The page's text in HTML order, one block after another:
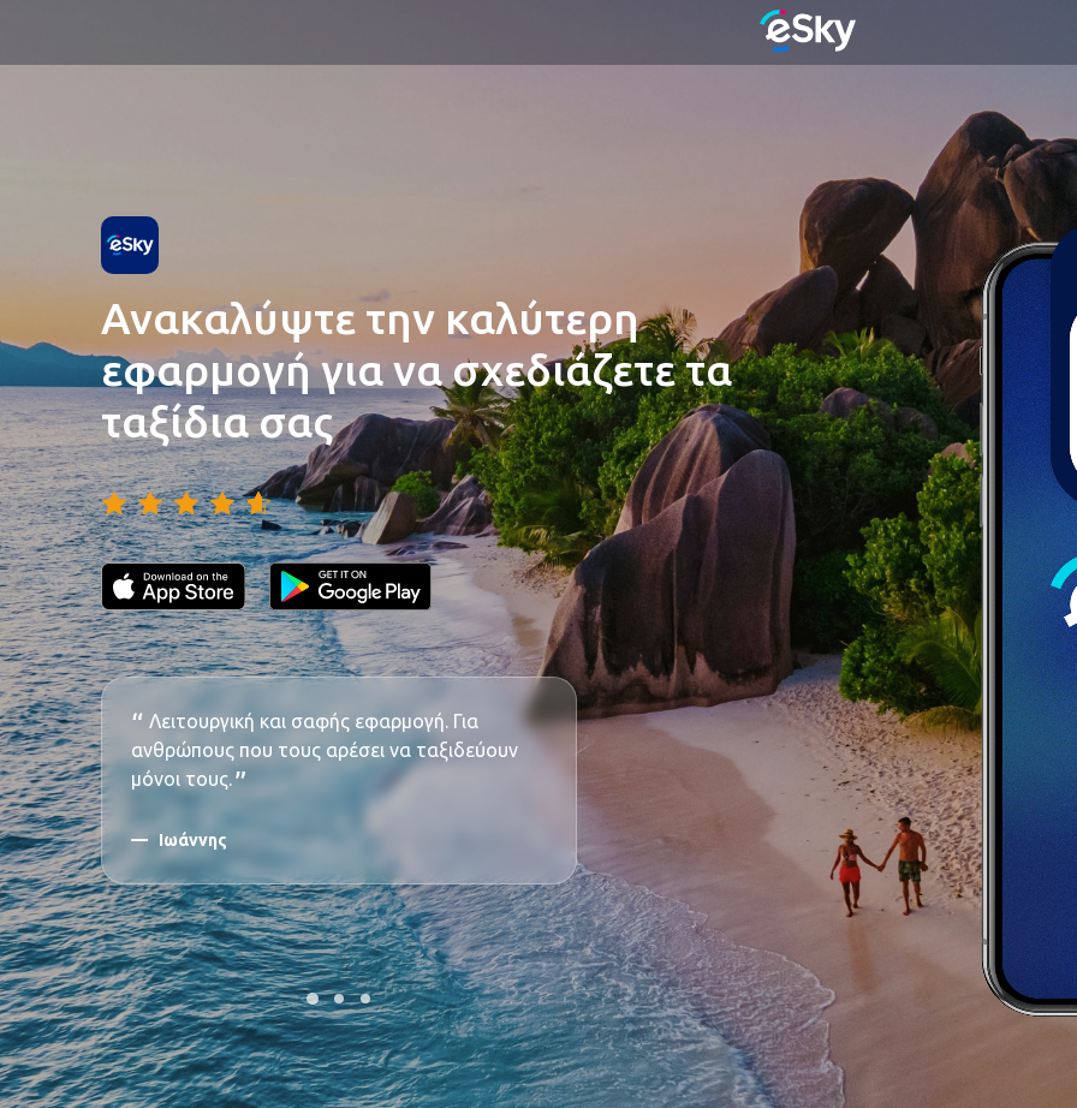
Ανακαλύψτε την καλύτερη
εφαρμογή για να σχεδιάζετε τα
ταξίδια σας
σου
Λειτουργική και σαφής εφαρμογή. Για
ανθρώπους που τους αρέσει να ταξιδεύουν
μόνοι τους.
Ιωάννης
"Πολύ βολική εφαρμογή. Θαυμάσια για να
ψάξεις για προσφορές για κοντινά ή μακρινά
Ορέστης